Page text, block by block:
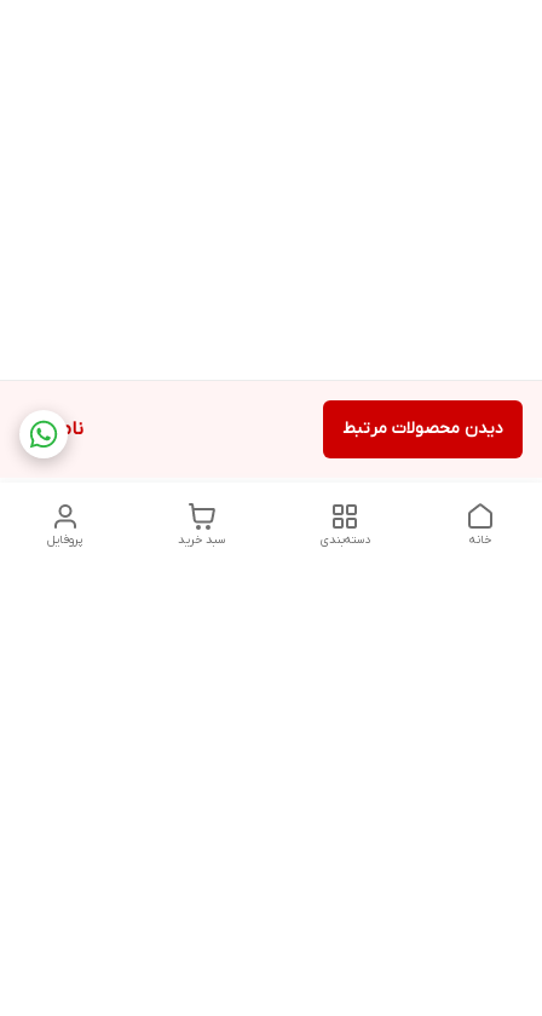
ناموجود دیدن محصولات مرتبط
پروفایل سبد خرید دسته‌بندی خانه